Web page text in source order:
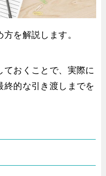
を解説します。
ておくことで、実際に
終的な引き渡しまでを